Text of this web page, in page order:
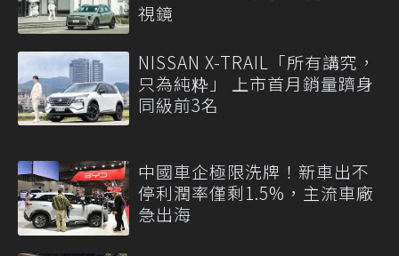
視鏡
NISSAN X-TRAIL「所有講究，
只為純粋」 上市首月銷量躋身
同級前3名
中國車企極限洗牌！新車出不
停利潤率僅剩1.5%，主流車廠
急出海